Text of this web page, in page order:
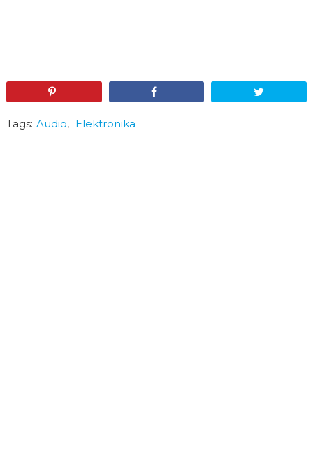
Tags: Audio, Elektronika